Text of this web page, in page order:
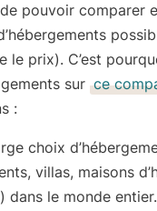
de pouvoir comparer
le prix). C’est
sur ce
:
choix
villas, maisons
dans le monde entier.